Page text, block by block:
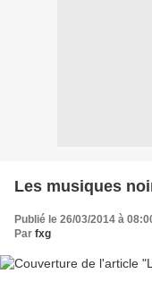
Les musiques
Publié le 26/03/2014 à
Par fxg